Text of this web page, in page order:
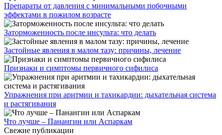
Препараты от давления с минимальными побочными
эффектами в пожилом возрасте
Заторможенность после инсульта: что делать
Застойные явления в малом тазу: причины, лечение
Признаки и симптомы первичного сифилиса
Упражнения при аритмии и тахикардии: дыхательная система
и растягивания
Что лучше – Панангин или Аспаркам
Свежие публикации